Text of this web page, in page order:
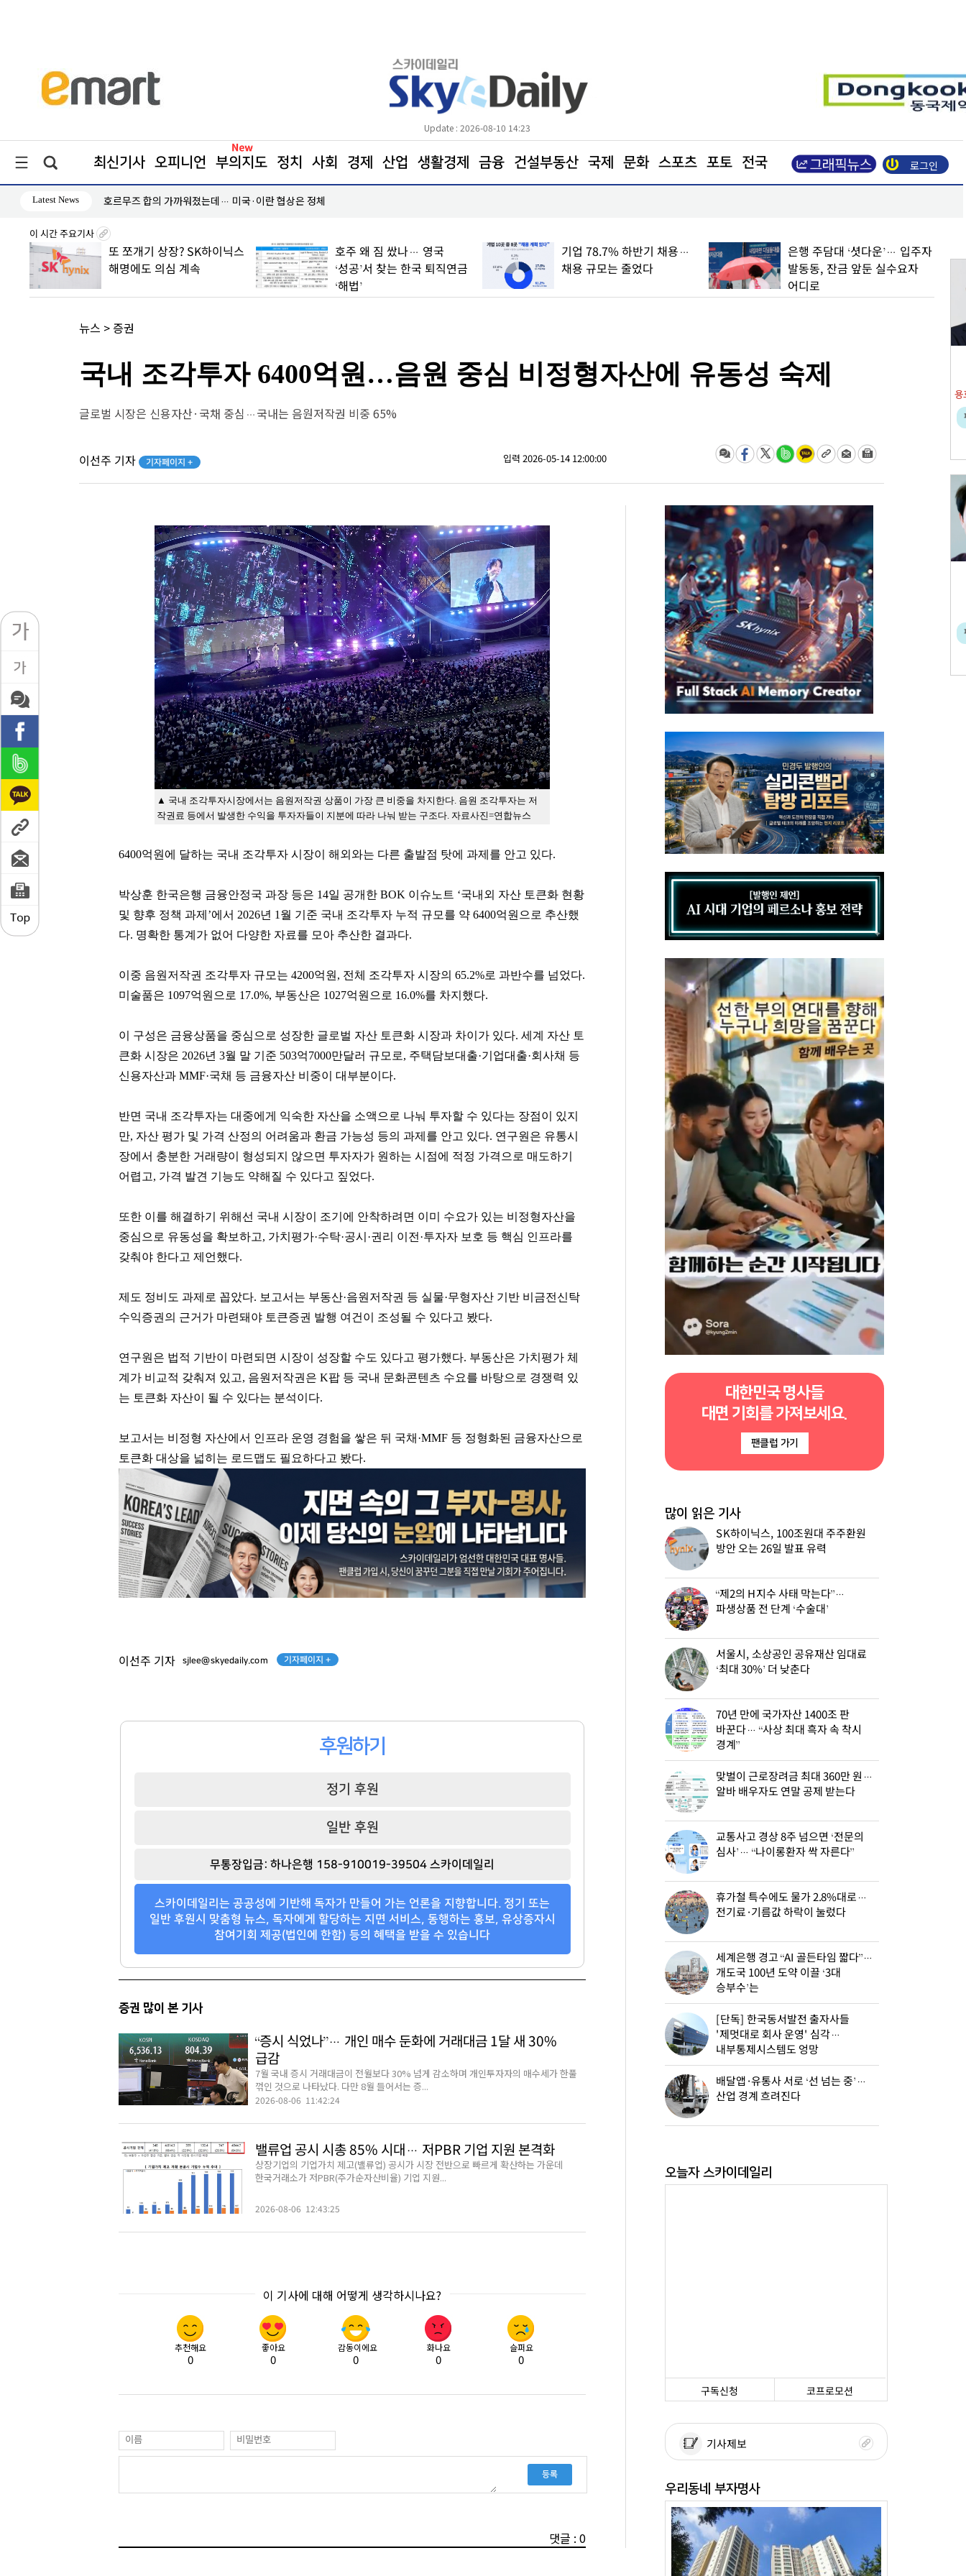
Update : 2026-08-10 14:23
최신기사 오피니언 부의지도 정치 사회 경제 산업 생활경제 금융 건설부동산 국제 문화 스포츠 포토 전국 로그인
Latest News 호르무즈 합의 가까워졌는데… 미국·이란 협상은 정체
이 시간 주요기사
또 쪼개기 상장? SK하이닉스
해명에도 의심 계속
호주 왜 짐 쌌나… 영국
‘성공’서 찾는 한국 퇴직연금
‘해법’
기업 78.7% 하반기 채용…
채용 규모는 줄었다
은행 주담대 ‘셧다운’… 입주자
발동동, 잔금 앞둔 실수요자
어디로
뉴스 > 증권
국내 조각투자 6400억원…음원 중심 비정형자산에 유동성 숙제
글로벌 시장은 신용자산·국채 중심…국내는 음원저작권 비중 65%
이선주 기자 기자페이지 + 입력 2026-05-14 12:00:00
▲ 국내 조각투자시장에서는 음원저작권 상품이 가장 큰 비중을 차지한다. 음원 조각투자는 저
작권료 등에서 발생한 수익을 투자자들이 지분에 따라 나눠 받는 구조다. 자료사진=연합뉴스
6400억원에 달하는 국내 조각투자 시장이 해외와는 다른 출발점 탓에 과제를 안고 있다.
박상훈 한국은행 금융안정국 과장 등은 14일 공개한 BOK 이슈노트 ‘국내외 자산 토큰화 현황
및 향후 정책 과제’에서 2026년 1월 기준 국내 조각투자 누적 규모를 약 6400억원으로 추산했
다. 명확한 통계가 없어 다양한 자료를 모아 추산한 결과다.
이중 음원저작권 조각투자 규모는 4200억원, 전체 조각투자 시장의 65.2%로 과반수를 넘었다.
미술품은 1097억원으로 17.0%, 부동산은 1027억원으로 16.0%를 차지했다.
이 구성은 금융상품을 중심으로 성장한 글로벌 자산 토큰화 시장과 차이가 있다. 세계 자산 토
큰화 시장은 2026년 3월 말 기준 503억7000만달러 규모로, 주택담보대출·기업대출·회사채 등
신용자산과 MMF·국채 등 금융자산 비중이 대부분이다.
반면 국내 조각투자는 대중에게 익숙한 자산을 소액으로 나눠 투자할 수 있다는 장점이 있지
만, 자산 평가 및 가격 산정의 어려움과 환금 가능성 등의 과제를 안고 있다. 연구원은 유통시
장에서 충분한 거래량이 형성되지 않으면 투자자가 원하는 시점에 적정 가격으로 매도하기
어렵고, 가격 발견 기능도 약해질 수 있다고 짚었다.
또한 이를 해결하기 위해선 국내 시장이 조기에 안착하려면 이미 수요가 있는 비정형자산을
중심으로 유동성을 확보하고, 가치평가·수탁·공시·권리 이전·투자자 보호 등 핵심 인프라를
갖춰야 한다고 제언했다.
제도 정비도 과제로 꼽았다. 보고서는 부동산·음원저작권 등 실물·무형자산 기반 비금전신탁
수익증권의 근거가 마련돼야 토큰증권 발행 여건이 조성될 수 있다고 봤다.
연구원은 법적 기반이 마련되면 시장이 성장할 수도 있다고 평가했다. 부동산은 가치평가 체
계가 비교적 갖춰져 있고, 음원저작권은 K팝 등 국내 문화콘텐츠 수요를 바탕으로 경쟁력 있
는 토큰화 자산이 될 수 있다는 분석이다.
보고서는 비정형 자산에서 인프라 운영 경험을 쌓은 뒤 국채·MMF 등 정형화된 금융자산으로
토큰화 대상을 넓히는 로드맵도 필요하다고 봤다.
트라움하우스3차
팬클럽 참여
방탄소년단
한남리버힐
팬클럽 참여
69
백종원
더본코리아
트라움하우스 2차
팬클럽 참여
85
SPC그룹
한남더힐
팬클럽 참여
117
대지마을3차2단지현대홈타운
팬클럽 참여
이선주 기자 sjlee@skyedaily.com 기자페이지 +
후원하기
정기 후원
일반 후원
무통장입금: 하나은행 158-910019-39504 스카이데일리
스카이데일리는 공공성에 기반해 독자가 만들어 가는 언론을 지향합니다. 정기 또는
일반 후원시 맞춤형 뉴스, 독자에게 할당하는 지면 서비스, 동행하는 홍보, 유상증자시
참여기회 제공(법인에 한함) 등의 혜택을 받을 수 있습니다
증권 많이 본 기사
“증시 식었나”… 개인 매수 둔화에 거래대금 1달 새 30%
급감
7월 국내 증시 거래대금이 전월보다 30% 넘게 감소하며 개인투자자의 매수세가 한풀
꺾인 것으로 나타났다. 다만 8월 들어서는 증...
2026-08-06 11:42:24
밸류업 공시 시총 85% 시대… 저PBR 기업 지원 본격화
상장기업의 기업가치 제고(밸류업) 공시가 시장 전반으로 빠르게 확산하는 가운데
한국거래소가 저PBR(주가순자산비율) 기업 지원...
2026-08-06 12:43:25
이 기사에 대해 어떻게 생각하시나요?
추천해요
0
좋아요
0
감동이에요
0
화나요
0
슬퍼요
0
등록
댓글 : 0
대한민국 명사들
대면 기회를 가져보세요.
팬클럽 가기
많이 읽은 기사
SK하이닉스, 100조원대 주주환원
방안 오는 26일 발표 유력
“제2의 H지수 사태 막는다”…
파생상품 전 단계 ‘수술대’
서울시, 소상공인 공유재산 임대료
‘최대 30%’ 더 낮춘다
70년 만에 국가자산 1400조 판
바꾼다… “사상 최대 흑자 속 착시
경계”
맞벌이 근로장려금 최대 360만 원…
알바 배우자도 연말 공제 받는다
교통사고 경상 8주 넘으면 ‘전문의
심사’… “나이롱환자 싹 자른다”
휴가철 특수에도 물가 2.8%대로…
전기료·기름값 하락이 눌렀다
세계은행 경고 “AI 골든타임 짧다”…
개도국 100년 도약 이끌 ‘3대
승부수’는
[단독] 한국동서발전 출자사들
'제멋대로 회사 운영' 심각…
내부통제시스템도 엉망
배달앱·유통사 서로 ‘선 넘는 중’…
산업 경계 흐려진다
오늘자 스카이데일리
구독신청 코프로모션
기사제보
우리동네 부자명사